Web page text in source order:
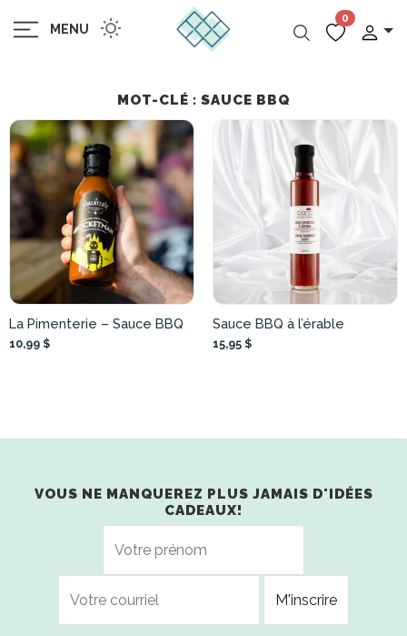
MENU
0
MOT-CLÉ : SAUCE BBQ
La Pimenterie – Sauce BBQ
10,99 $
Sauce BBQ à l’érable
15,95 $
VOUS NE MANQUEREZ PLUS JAMAIS D'IDÉES
CADEAUX!